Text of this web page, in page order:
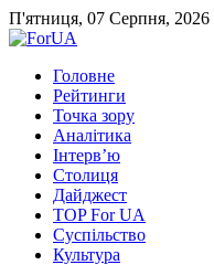
П'ятниця, 07 Серпня, 2026
Головне
Рейтинги
Точка зору
Аналітика
Інтерв’ю
Столиця
Дайджест
TOP For UA
Суспiльство
Культура